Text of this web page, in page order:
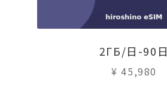
2ГБ/日-90日
¥ 45,980